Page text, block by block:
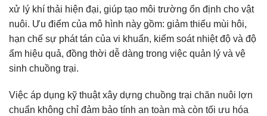
xử lý khí thải hiện đại, giúp tạo môi trường ổn định cho vật
nuôi. Ưu điểm của mô hình này gồm: giảm thiểu mùi hôi,
hạn chế sự phát tán của vi khuẩn, kiểm soát nhiệt độ và độ
ẩm hiệu quả, đồng thời dễ dàng trong việc quản lý và vệ
sinh chuồng trại.
Việc áp dụng kỹ thuật xây dựng chuồng trại chăn nuôi lợn
chuẩn không chỉ đảm bảo tính an toàn mà còn tối ưu hóa